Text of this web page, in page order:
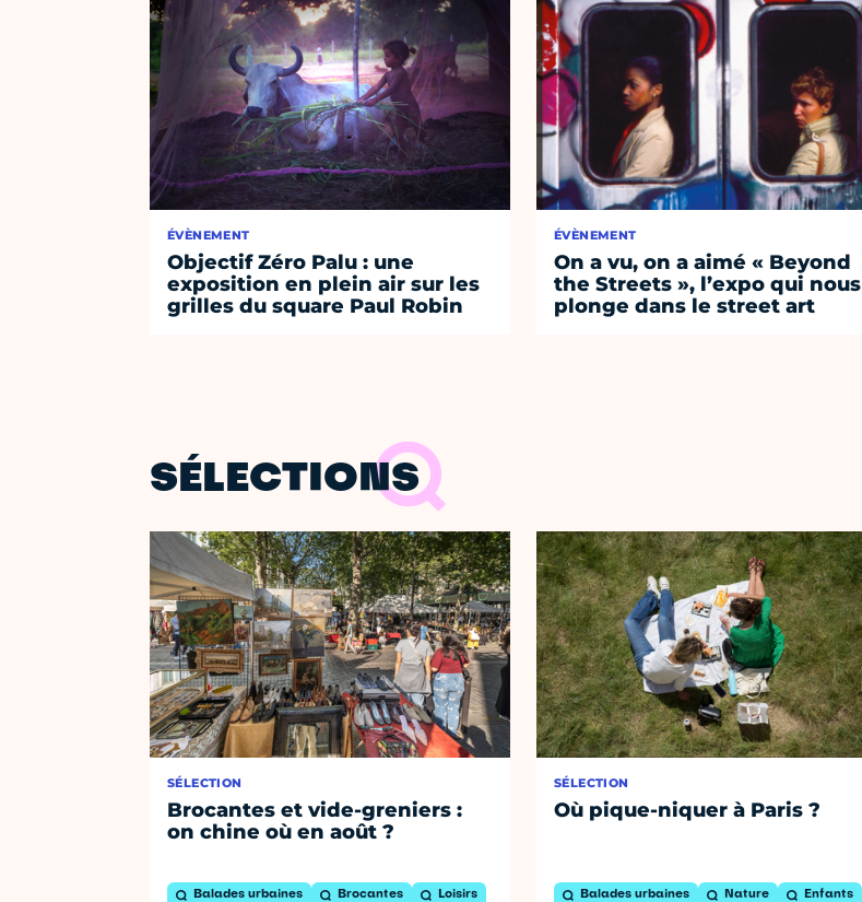
ÉVÈNEMENT
Objectif Zéro Palu : une
exposition en plein air sur les
grilles du square Paul Robin
ÉVÈNEMENT
On a vu, on a aimé « Beyond
the Streets », l’expo qui nous
plonge dans le street art
SÉLECTIONS
SÉLECTION
Brocantes et vide-greniers :
on chine où en août ?
Balades urbaines Brocantes Loisirs
SÉLECTION
Où pique-niquer à Paris ?
Balades urbaines Nature Enfants